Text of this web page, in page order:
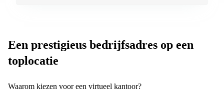
Een prestigieus bedrijfsadres op een
toplocatie
Waarom kiezen voor een virtueel kantoor?